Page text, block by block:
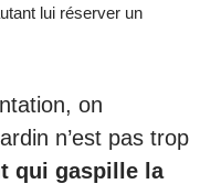
lui réserver un
on
n’est pas trop
qui gaspille la